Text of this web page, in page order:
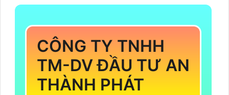
CÔNG TY TNHH
TM-DV ĐẦU TƯ AN
THÀNH PHÁT